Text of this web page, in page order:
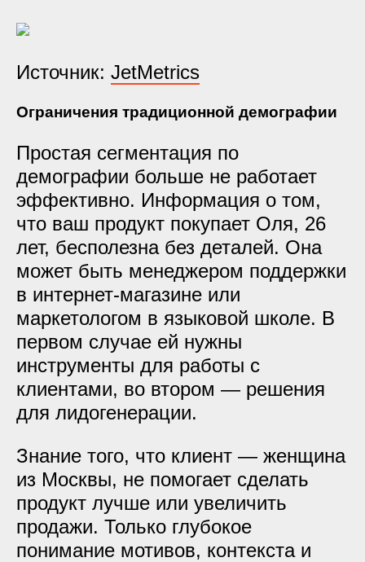
Источник: JetMetrics
Ограничения традиционной демографии
Простая сегментация по
демографии больше не работает
эффективно. Информация о том,
что ваш продукт покупает Оля, 26
лет, бесполезна без деталей. Она
может быть менеджером поддержки
в интернет-магазине или
маркетологом в языковой школе. В
первом случае ей нужны
инструменты для работы с
клиентами, во втором — решения
для лидогенерации.
Знание того, что клиент — женщина
из Москвы, не помогает сделать
продукт лучше или увеличить
продажи. Только глубокое
понимание мотивов, контекста и